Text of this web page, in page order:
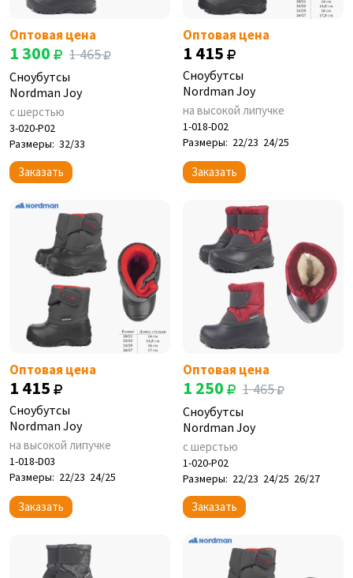
Оптовая цена
1 300 1 465
Сноубутсы
Nordman Joy
с шерстью
3-020-P02
Размеры: 32/33
Заказать
Оптовая цена
1 415
Сноубутсы
Nordman Joy
на высокой липучке
1-018-D02
Размеры: 22/23 24/25
Заказать
Оптовая цена
1 415
Сноубутсы
Nordman Joy
на высокой липучке
1-018-D03
Размеры: 22/23 24/25
Заказать
Оптовая цена
1 250 1 465
Сноубутсы
Nordman Joy
с шерстью
1-020-P02
Размеры: 22/23 24/25 26/27
Заказать